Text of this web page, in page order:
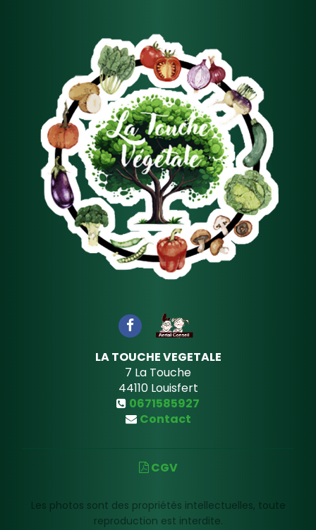
LA TOUCHE VEGETALE
7 La Touche
44110 Louisfert
0671585927
Contact
CGV
Les photos sont des propriétés intellectuelles, toute
reproduction est interdite.